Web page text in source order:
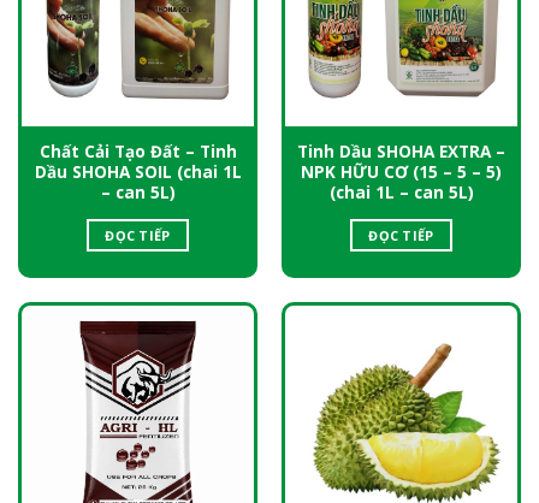
Chất Cải Tạo Đất – Tinh
Dầu SHOHA SOIL (chai 1L
– can 5L)
ĐỌC TIẾP
Tinh Dầu SHOHA EXTRA –
NPK HỮU CƠ (15 – 5 – 5)
(chai 1L – can 5L)
ĐỌC TIẾP